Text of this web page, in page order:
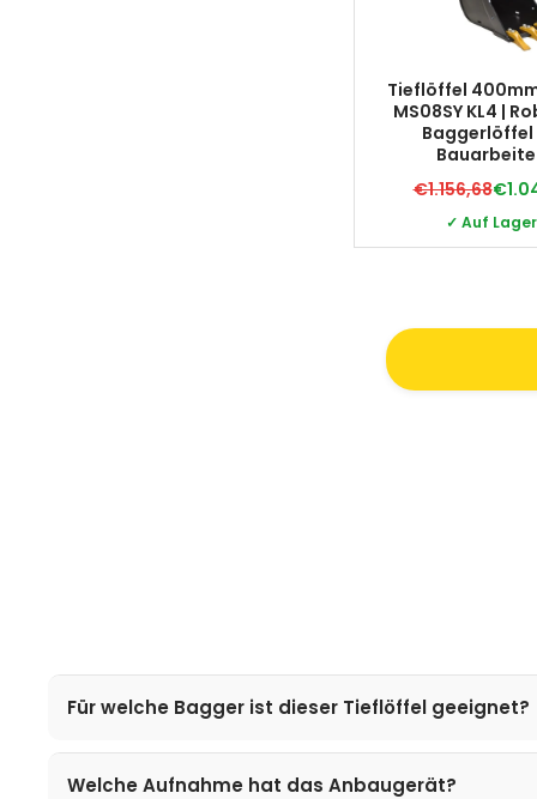
Tieflöffel
MS08SY KL4 |
Baggerlöffel
€1.156,68
✓ Auf Lager
Für welche Bagger ist dieser Tieflöffel geeignet?
Welche Aufnahme hat das Anbaugerät?